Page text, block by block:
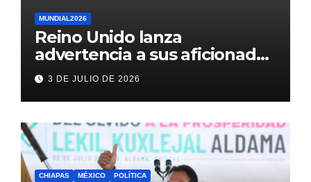
MUNDIAL2026
Reino Unido lanza
advertencia a sus aficionados
antes del México vs
Inglaterra en el Mundial 2026
3 DE JULIO DE 2026
CHIAPAS MÉXICO POLÍTICA